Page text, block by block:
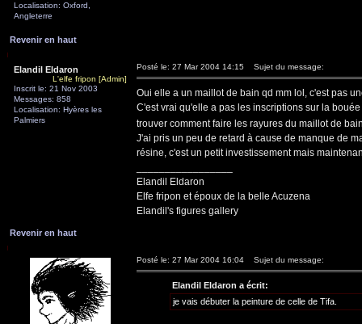
Localisation: Oxford,
Angleterre
Revenir en haut
Elandil Eldaron
L'elfe fripon [Admin]
Inscrit le: 21 Nov 2003
Messages: 858
Localisation: Hyères les
Palmiers
Posté le: 27 Mar 2004 14:15 Sujet du message:
Oui elle a un maillot de bain qd mm lol, c'est pas
C'est vrai qu'elle a pas les inscriptions sur la
trouver comment faire les rayures du maillot de
J'ai pris un peu de retard à cause de manque de
résine, c'est un petit investissement mais
Elandil Eldaron
Elfe fripon et époux de la belle Acuzena
Elandil's figures gallery
Revenir en haut
Posté le: 27 Mar 2004 16:04 Sujet du message:
Elandil Eldaron a écrit:
je vais débuter la peinture de celle de Tifa.